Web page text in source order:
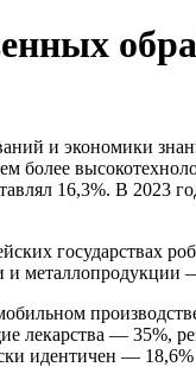
и экономики
более
16,3%. В 2023
государствах
и
лекарства — 35%,
идентичен —